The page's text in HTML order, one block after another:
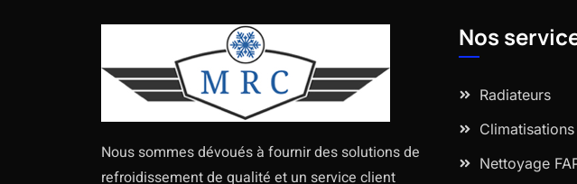
Nous sommes dévoués à fournir des solutions de
refroidissement de qualité et un service client
Nos
Radiateurs
Climatisations
Nettoyage